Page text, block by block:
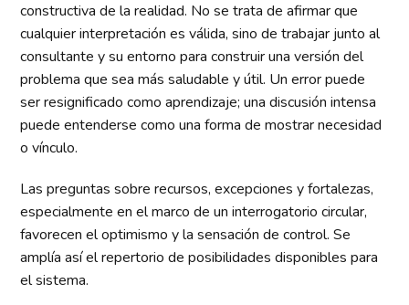
constructiva de la realidad. No se trata de afirmar que
cualquier interpretación es válida, sino de trabajar junto al
consultante y su entorno para construir una versión del
problema que sea más saludable y útil. Un error puede
ser resignificado como aprendizaje; una discusión intensa
puede entenderse como una forma de mostrar necesidad
o vínculo.
Las preguntas sobre recursos, excepciones y fortalezas,
especialmente en el marco de un interrogatorio circular,
favorecen el optimismo y la sensación de control. Se
amplía así el repertorio de posibilidades disponibles para
el sistema.